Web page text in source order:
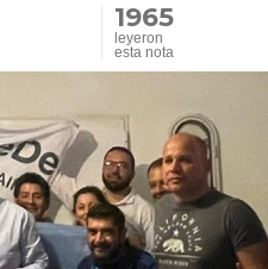
1965
leyeron
esta nota